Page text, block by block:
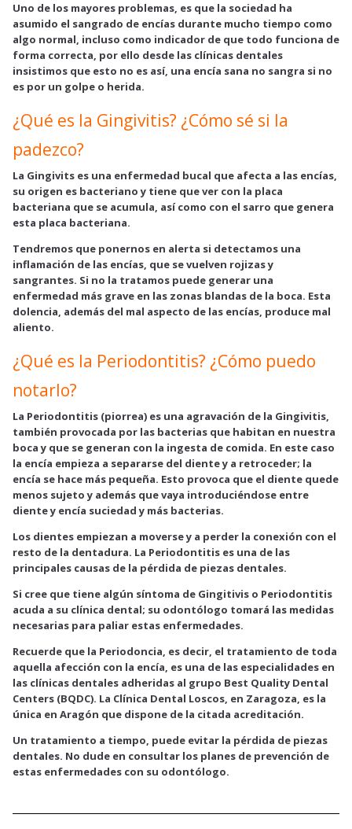
Uno de los mayores problemas, es que la sociedad ha
asumido el sangrado de encías durante mucho tiempo como
algo normal, incluso como indicador de que todo funciona de
forma correcta, por ello desde las clínicas dentales
insistimos que esto no es así, una encía sana no sangra si no
es por un golpe o herida.
¿Qué es la Gingivitis? ¿Cómo sé si la
padezco?
La Gingivits es una enfermedad bucal que afecta a las encías,
su origen es bacteriano y tiene que ver con la placa
bacteriana que se acumula, así como con el sarro que genera
esta placa bacteriana.
Tendremos que ponernos en alerta si detectamos una
inflamación de las encías, que se vuelven rojizas y
sangrantes. Si no la tratamos puede generar una
enfermedad más grave en las zonas blandas de la boca. Esta
dolencia, además del mal aspecto de las encías, produce mal
aliento.
¿Qué es la Periodontitis? ¿Cómo puedo
notarlo?
La Periodontitis (piorrea) es una agravación de la Gingivitis,
también provocada por las bacterias que habitan en nuestra
boca y que se generan con la ingesta de comida. En este caso
la encía empieza a separarse del diente y a retroceder; la
encía se hace más pequeña. Esto provoca que el diente quede
menos sujeto y además que vaya introduciéndose entre
diente y encía suciedad y más bacterias.
Los dientes empiezan a moverse y a perder la conexión con el
resto de la dentadura. La Periodontitis es una de las
principales causas de la pérdida de piezas dentales.
Si cree que tiene algún síntoma de Gingitivis o Periodontitis
acuda a su clínica dental; su odontólogo tomará las medidas
necesarias para paliar estas enfermedades.
Recuerde que la Periodoncia, es decir, el tratamiento de toda
aquella afección con la encía, es una de las especialidades en
las clínicas dentales adheridas al grupo Best Quality Dental
Centers (BQDC). La Clínica Dental Loscos, en Zaragoza, es la
única en Aragón que dispone de la citada acreditación.
Un tratamiento a tiempo, puede evitar la pérdida de piezas
dentales. No dude en consultar los planes de prevención de
estas enfermedades con su odontólogo.